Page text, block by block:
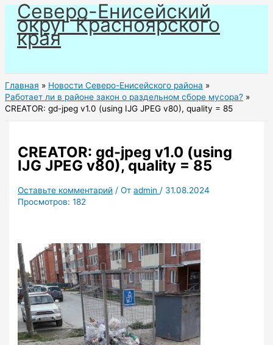
Перейти
содержимому
Северо-Енисейский
округ Красноярского
края
Главная
Новости Северо-Енисейского района
Работает ли в районе закон о раздельном сборе мусора?
CREATOR: gd-jpeg v1.0 (using IJG JPEG v80), quality = 85
CREATOR: gd-jpeg v1.0 (using
IJG JPEG v80), quality = 85
Оставьте комментарий / Отadmin / 31.08.2024
Просмотров: 182